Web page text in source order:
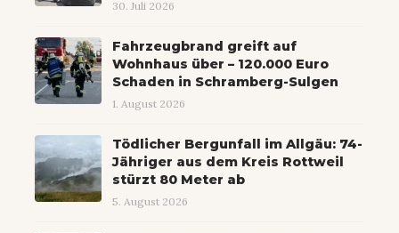
30. Juli 2026
Fahrzeugbrand greift auf
Wohnhaus über – 120.000 Euro
Schaden in Schramberg-Sulgen
1. August 2026
Tödlicher Bergunfall im Allgäu: 74-
Jähriger aus dem Kreis Rottweil
stürzt 80 Meter ab
5. August 2026